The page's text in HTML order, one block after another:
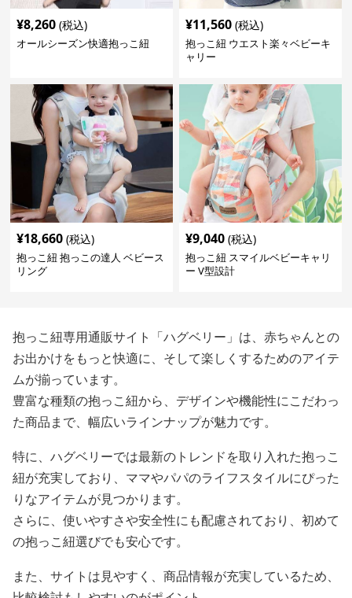
¥8,260 (税込)
オールシーズン快適抱っこ紐
¥11,560 (税込)
抱っこ紐 ウエスト楽々ベビーキ
ャリー
¥18,660 (税込)
抱っこ紐 抱っこの達人 ベビース
リング
¥9,040 (税込)
抱っこ紐 スマイルベビーキャリ
ー V型設計
抱っこ紐専用通販サイト「ハグベリー」は、赤ちゃんとの
お出かけをもっと快適に、そして楽しくするためのアイテ
ムが揃っています。
豊富な種類の抱っこ紐から、デザインや機能性にこだわっ
た商品まで、幅広いラインナップが魅力です。
特に、ハグベリーでは最新のトレンドを取り入れた抱っこ
紐が充実しており、ママやパパのライフスタイルにぴった
りなアイテムが見つかります。
さらに、使いやすさや安全性にも配慮されており、初めて
の抱っこ紐選びでも安心です。
また、サイトは見やすく、商品情報が充実しているため、